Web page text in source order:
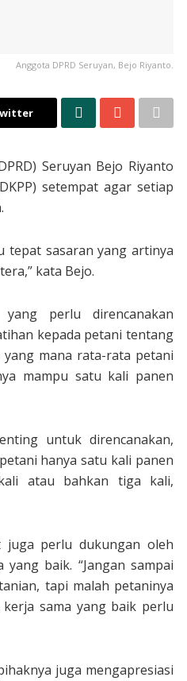
Anggota DPRD Seruyan, Bejo Riyanto.
Seruyan Bejo Riyanto
setempat agar setiap
tepat sasaran yang artinya
kata Bejo.
perlu direncanakan
kepada petani tentang
yang mana rata-rata petani
mampu satu kali panen
untuk direncanakan,
hanya satu kali panen
atau bahkan tiga kali,
juga perlu dukungan oleh
baik. “Jangan sampai
tapi malah petaninya
sama yang baik perlu
juga mengapresiasi